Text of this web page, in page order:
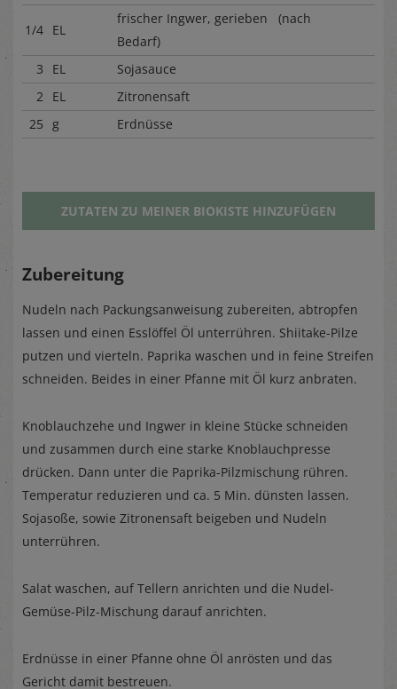
1/4 EL
frischer Ingwer, gerieben (nach
Bedarf)
3
EL
Sojasauce
2 EL
Zitronensaft
25 g Erdnüsse
ZUTATEN ZU MEINER BIOKISTE HINZUFÜGEN
Zubereitung
Nudeln nach Packungsanweisung zubereiten, abtropfen
lassen und einen Esslöffel Öl unterrühren. Shiitake-Pilze
putzen und vierteln. Paprika waschen und in feine Streifen
schneiden. Beides in einer Pfanne mit Öl kurz anbraten.
Knoblauchzehe und Ingwer in kleine Stücke schneiden
und zusammen durch eine starke Knoblauchpresse
drücken. Dann unter die Paprika-Pilzmischung rühren.
Temperatur reduzieren und ca. 5 Min. dünsten lassen.
Sojasoße, sowie Zitronensaft beigeben und Nudeln
unterrühren.
Salat waschen, auf Tellern anrichten und die Nudel-
Gemüse-Pilz-Mischung darauf anrichten.
Erdnüsse in einer Pfanne ohne Öl anrösten und das
Gericht damit bestreuen.